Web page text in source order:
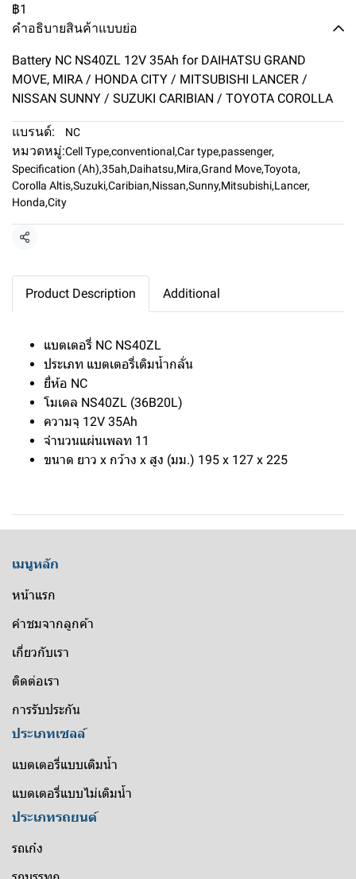
฿1
คำอธิบายสินค้าแบบย่อ
Battery NC NS40ZL 12V 35Ah for DAIHATSU GRAND
MOVE, MIRA / HONDA CITY / MITSUBISHI LANCER /
NISSAN SUNNY / SUZUKI CARIBIAN / TOYOTA COROLLA
แบรนด์: NC
หมวดหมู่:Cell Type,conventional,Car type,passenger,
Specification (Ah),35ah,Daihatsu,Mira,Grand Move,Toyota,
Corolla Altis,Suzuki,Caribian,Nissan,Sunny,Mitsubishi,Lancer,
Honda,City
แชร์
Product Description Additional
แบตเตอรี่ NC NS40ZL
ประเภท แบตเตอรี่เติมน้ำกลั่น
ยี่ห้อ NC
โมเดล NS40ZL (36B20L)
ความจุ 12V 35Ah
จำนวนแผ่นเพลท 11
ขนาด ยาว x กว้าง x สูง (มม.) 195 x 127 x 225
เมนูหลัก
หน้าแรก
คำชมจากลูกค้า
เกี่ยวกับเรา
ติดต่อเรา
การรับประกัน
ประเภทเซลล์
แบตเตอรี่แบบเติมน้ำ
แบตเตอรี่แบบไม่เติมน้ำ
ประเภทรถยนต์
รถเก๋ง